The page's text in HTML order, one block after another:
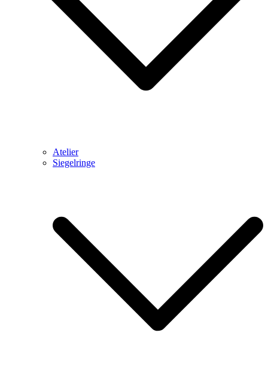
Atelier
Siegelringe